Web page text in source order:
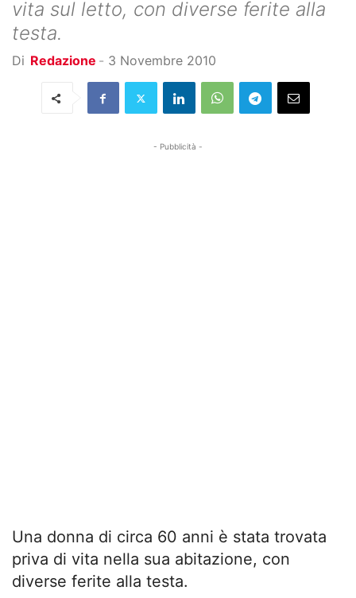
vita sul letto, con diverse ferite alla
testa.
Di Redazione - 3 Novembre 2010
- Pubblicità -
Una donna di circa 60 anni è stata trovata
priva di vita nella sua abitazione, con
diverse ferite alla testa.